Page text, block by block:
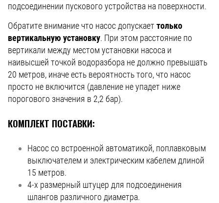
подсоединении пускового устройства на поверхности.
Обратите внимание что насос допускает только
вертикальную установку. При этом расстояние по
вертикали между местом установки насоса и
наивысшей точкой водоразбора не должно превышать
20 метров, иначе есть вероятность того, что насос
просто не включится (давление не упадет ниже
порогового значения в 2,2 бар).
КОМПЛЕКТ ПОСТАВКИ:
Насос со встроенной автоматикой, поплавковым
выключателем и электрическим кабелем длиной
15 метров.
4-х размерный штуцер для подсоединения
шлангов различного диаметра.